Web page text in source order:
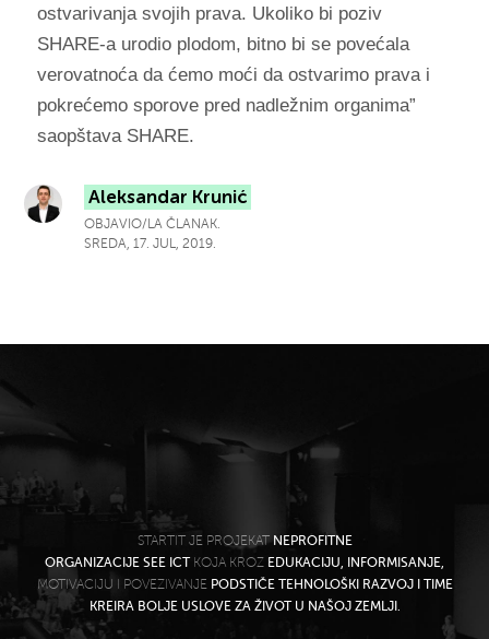
ostvarivanja svojih prava. Ukoliko bi poziv
SHARE-a urodio plodom, bitno bi se povećala
verovatnoća da ćemo moći da ostvarimo prava i
pokrećemo sporove pred nadležnim organima”
saopštava SHARE.
Aleksandar Krunić
OBJAVIO/LA ČLANAK.
SREDA, 17. JUL, 2019.
STARTIT JE PROJEKATNEPROFITNE
ORGANIZACIJE SEE ICTKOJA KROZ EDUKACIJU, INFORMISANJE,
MOTIVACIJU I POVEZIVANJE PODSTIČE TEHNOLOŠKI RAZVOJ I TIME
KREIRA BOLJE USLOVE ZA ŽIVOT U NAŠOJ ZEMLJI.